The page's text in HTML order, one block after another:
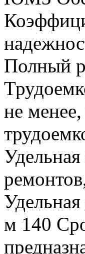
Полный
не
м 140